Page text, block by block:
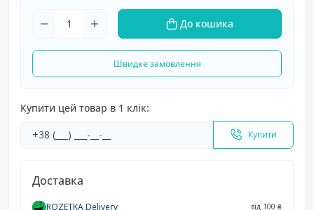
До кошика
Швидке замовлення
Купити цей товар в 1 клік:
Купити
Доставка
ROZETKA Delivery від 100 ₴